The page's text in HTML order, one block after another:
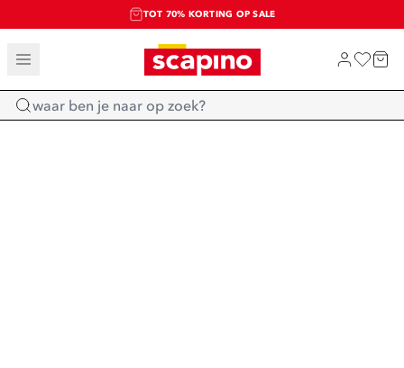
TOT 70% KORTING OP SALE
SALE: LAATSTE KANS!
SHOP NIEUW
Home